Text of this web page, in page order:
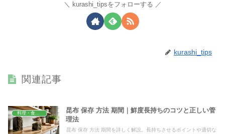
kurashi_tipsをフォローする
kurashi_tips
関連記事
昆布 保存 方法 期間｜鮮度長持ちのコツと正しい管
理法
昆布 保存 方法 期間を詳しく解説。長持ちさせるポイントや適切な